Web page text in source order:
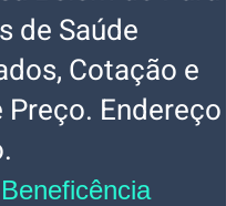
de Saúde
Cotação e
Preço. Endereço